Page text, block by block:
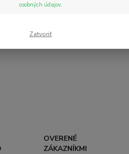
OVERENÉ
ZÁKAZNÍKMI
osobných údajov.
Zatvoriť